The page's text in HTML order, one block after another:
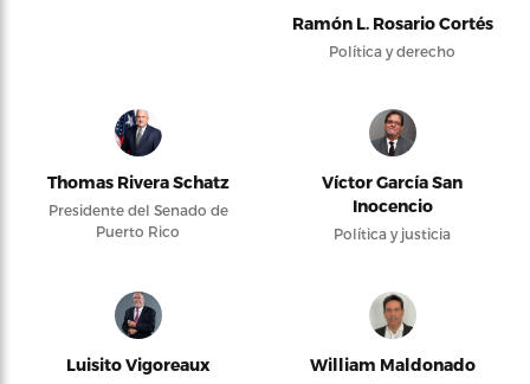
Ramón L. Rosario Cortés
Política y derecho
Thomas Rivera Schatz
Presidente del Senado de
Puerto Rico
Víctor García San
Inocencio
Política y justicia
Luisito Vigoreaux William Maldonado